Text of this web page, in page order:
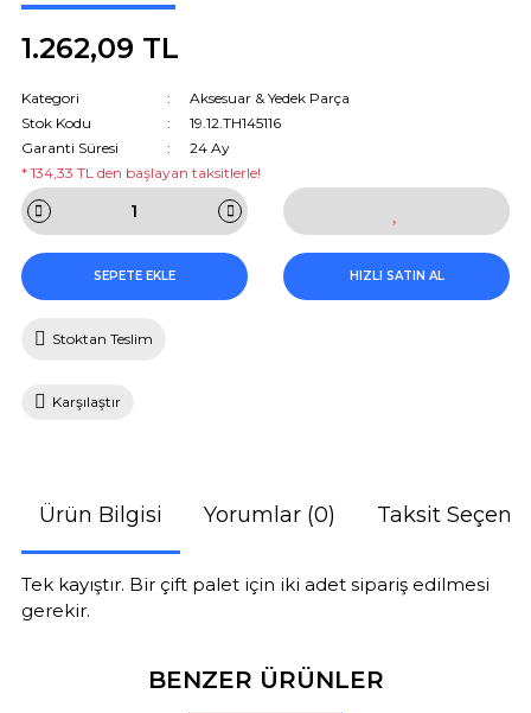
1.262,09 TL
Kategori
Aksesuar & Yedek Parça
Stok Kodu
19.12.TH145116
Garanti Süresi
24 Ay
* 134,33 TL den başlayan taksitlerle!
SEPETE EKLE HIZLI SATIN AL
Stoktan Teslim
Karşılaştır
Ürün Bilgisi Yorumlar (0) Taksit
Tek kayıştır. Bir çift palet için iki adet sipariş edilmesi
gerekir.
BENZER ÜRÜNLER